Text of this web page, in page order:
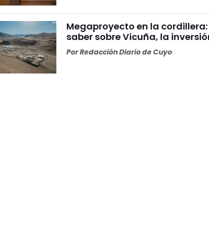
Megaproyecto en la
saber sobre Vicuña, la
PorRedacción Diario de Cuyo